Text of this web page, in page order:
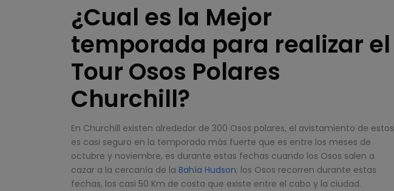
¿Cual es la Mejor
temporada para realizar el
Tour Osos Polares
Churchill?
En Churchill existen alrededor de 300 Osos polares, el avistamiento de estos
es casi seguro en la temporada más fuerte que es entre los meses de
octubre y noviembre, es durante estas fechas cuando los Osos salen a
cazar a la cercanía de la Bahía Hudson; los Osos recorren durante estas
fechas, los casi 50 Km de costa que existe entre el cabo y la ciudad.